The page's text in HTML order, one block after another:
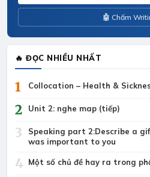
🤖 Chấm
🔥 ĐỌC NHIỀU NHẤT
1 Collocation – Health &
2 Unit 2: nghe map (tiếp)
3
Speaking part 2:Describe a
was important to you
4 Một số chủ đề hay ra trong